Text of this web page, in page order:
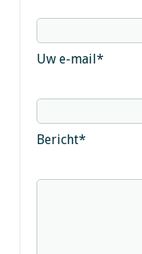
Uw e-mail*
Bericht*